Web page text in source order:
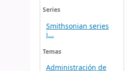
Series
Smithsonian series
i...
Temas
Administración de